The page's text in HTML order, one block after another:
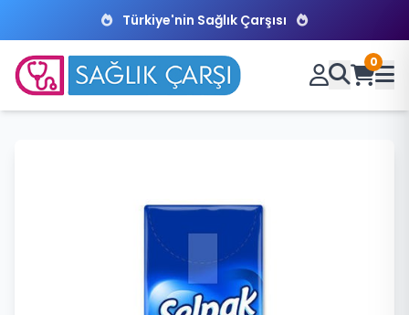
Türkiye'nin Sağlık Çarşısı
0